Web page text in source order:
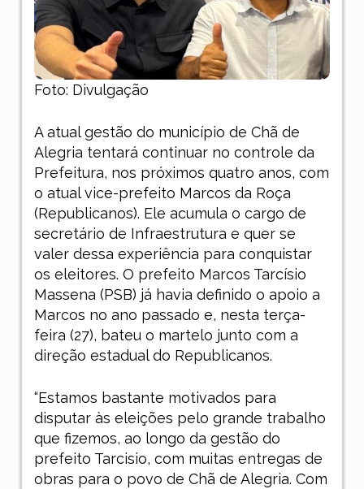
Foto: Divulgação
A atual gestão do município de Chã de
Alegria tentará continuar no controle da
Prefeitura, nos próximos quatro anos, com
o atual vice-prefeito Marcos da Roça
(Republicanos). Ele acumula o cargo de
secretário de Infraestrutura e quer se
valer dessa experiência para conquistar
os eleitores. O prefeito Marcos Tarcísio
Massena (PSB) já havia definido o apoio a
Marcos no ano passado e, nesta terça-
feira (27), bateu o martelo junto com a
direção estadual do Republicanos.
“Estamos bastante motivados para
disputar às eleições pelo grande trabalho
que fizemos, ao longo da gestão do
prefeito Tarcisio, com muitas entregas de
obras para o povo de Chã de Alegria. Com